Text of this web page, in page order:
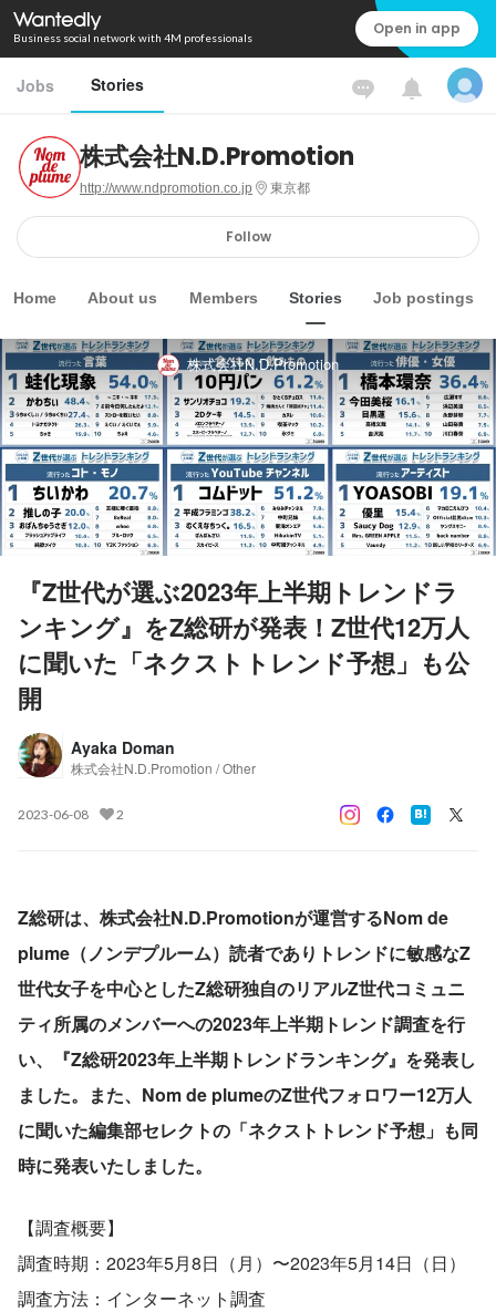
Business social network with 4M professionals Open in app
Jobs Stories
株式会社N.D.Promotion
http://www.ndpromotion.co.jp 東京都
Follow
Home About us Members Stories Job postings
株式会社N.D.Promotion
『Z世代が選ぶ2023年上半期トレンドラ
ンキング』をZ総研が発表！Z世代12万人
に聞いた「ネクストトレンド予想」も公
開
Ayaka Doman
株式会社N.D.Promotion / Other
2023-06-08 2
Z総研は、株式会社N.D.Promotionが運営するNom de
plume（ノンデプルーム）読者でありトレンドに敏感なZ
世代女子を中心としたZ総研独自のリアルZ世代コミュニ
ティ所属のメンバーへの2023年上半期トレンド調査を行
い、『Z総研2023年上半期トレンドランキング』を発表し
ました。また、Nom de plumeのZ世代フォロワー12万人
に聞いた編集部セレクトの「ネクストトレンド予想」も同
時に発表いたしました。
【調査概要】
調査時期：2023年5月8日（月）〜2023年5月14日（日）
調査方法：インターネット調査